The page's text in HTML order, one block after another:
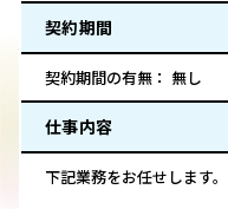
契約期間
契約期間の有無： 無し
仕事内容
下記業務をお任せします。